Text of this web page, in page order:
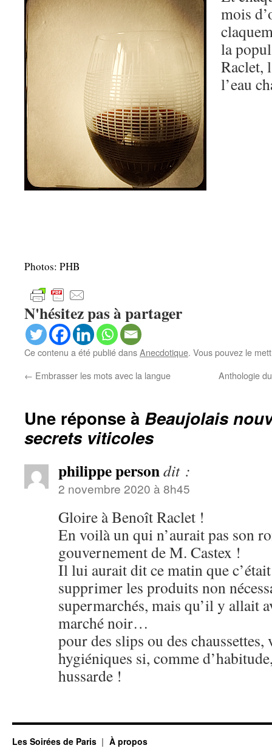
mois
la
Raclet,
l’eau
Photos: PHB
N'hésitez pas à partager
Ce contenu a été publié dansAnecdotique. Vous pouvez le
← Embrasser les mots avec la langue Anthologie
Une réponse à Beaujolais
secrets viticoles
philippe persondit :
2 novembre 2020 à 8h45
Gloire à Benoît Raclet !
En voilà un qui n’aurait pas son
gouvernement de M. Castex !
Il lui aurait dit ce matin que
supprimer les produits non
supermarchés, mais qu’il y allait
marché noir…
pour des slips ou des
hygiéniques si, comme
hussarde !
Les Soirées de Paris À propos